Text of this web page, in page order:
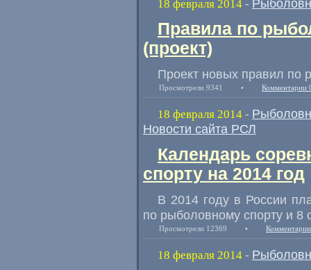
18 февраля 2014 -
Правила по
(проект)
Проект новых правил по
Просмотрели 9341 • Комментарии
18 февраля 2014 -
Новости сайта РСЛ
Календарь
спорту на 2014 год
В 2014 году в России
по рыболовному спорту и 8
Просмотрели 12369 •
18 февраля 2014 -